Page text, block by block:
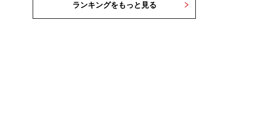
ランキングをもっと見る